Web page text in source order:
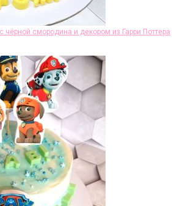
чёрной смородина и декором из Гарри Поттера